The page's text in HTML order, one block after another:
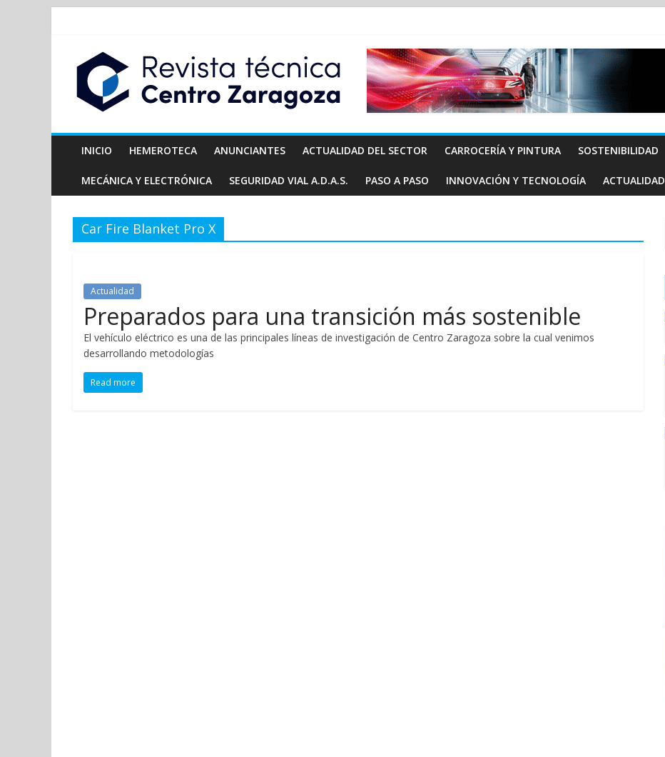
INICIO HEMEROTECA ANUNCIANTES ACTUALIDAD DEL SECTOR CARROCERÍA Y PINTURA SOSTENIBILIDAD
MECÁNICA Y ELECTRÓNICA SEGURIDAD VIAL A.D.A.S. PASO A PASO INNOVACIÓN Y TECNOLOGÍA ACTUALIDAD
Car Fire Blanket Pro X
Actualidad
Preparados para una transición más sostenible
El vehículo eléctrico es una de las principales líneas de investigación de Centro Zaragoza sobre la cual venimos
desarrollando metodologías
Read more